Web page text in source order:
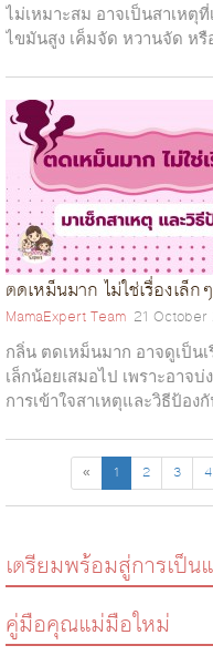
ไม่เหมาะสม อาจเป็นสาเหตุ
ไขมันสูง เค็มจัด หวานจัด หรื
ตดเหม็นมาก ไม่ใช่เรื่องเล็
MamaExpert Team 21 October
กลิ่น ตดเหม็นมาก อาจดูเป็น
เล็กน้อยเสมอไป เพราะอาจ
การเข้าใจสาเหตุและวิธีป้อ
« 1 2 3 4
เตรียมพร้อมสู่การเป็น
คู่มือคุณแม่มือใหม่